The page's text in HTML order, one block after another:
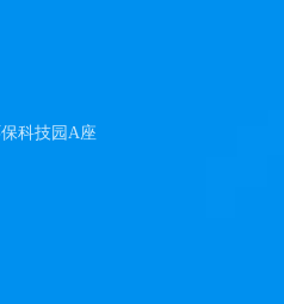
科技园A座